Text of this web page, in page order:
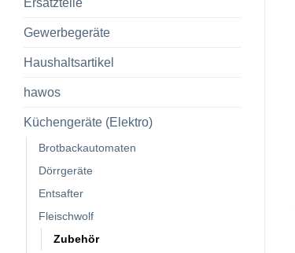
Gewerbegeräte
Haushaltsartikel
hawos
Küchengeräte (Elektro)
Brotbackautomaten
Dörrgeräte
Entsafter
Fleischwolf
Zubehör